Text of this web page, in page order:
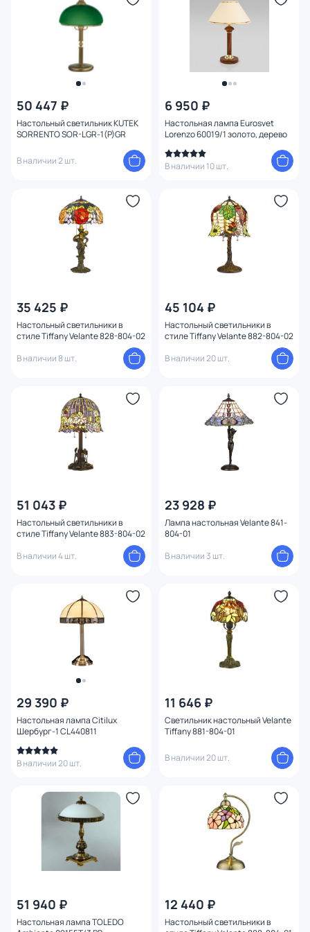
50 447 ₽
Настольный светильник KUTEK
SORRENTO SOR-LGR-1(P)GR
В наличии 2 шт.
6 950 ₽
Настольная лампа Eurosvet
Lorenzo 60019/1 золото, дерево
В наличии 10 шт.
35 425 ₽
Настольный светильники в
стиле Tiffany Velante 828-804-02
В наличии 8 шт.
45 104 ₽
Настольный светильники в
стиле Tiffany Velante 882-804-02
В наличии 20 шт.
51 043 ₽
Настольный светильники в
стиле Tiffany Velante 883-804-02
В наличии 4 шт.
23 928 ₽
Лампа настольная Velante 841-
804-01
В наличии 3 шт.
29 390 ₽
Настольная лампа Citilux
Шербург-1 CL440811
В наличии 20 шт.
11 646 ₽
Светильник настольный Velante
Tiffany 881-804-01
В наличии 20 шт.
51 940 ₽
Настольная лампа TOLEDO
12 440 ₽
Настольный светильники в
Мощность ламп